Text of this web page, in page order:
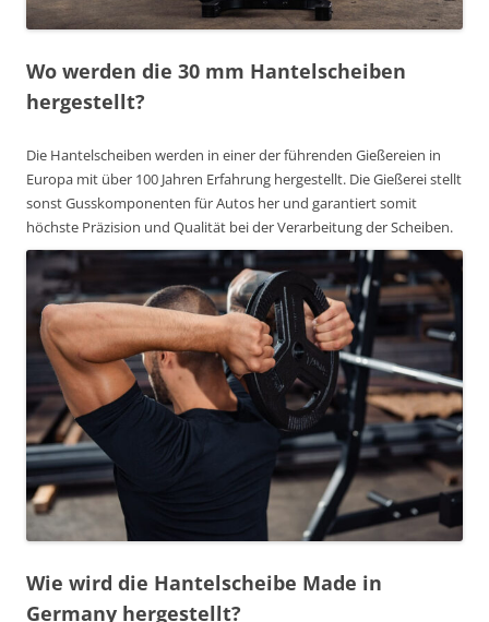
Wo werden die 30 mm Hantelscheiben
hergestellt?
Die Hantelscheiben werden in einer der führenden Gießereien in
Europa mit über 100 Jahren Erfahrung hergestellt. Die Gießerei stellt
sonst Gusskomponenten für Autos her und garantiert somit
höchste Präzision und Qualität bei der Verarbeitung der Scheiben.
Wie wird die Hantelscheibe Made in
Germany hergestellt?